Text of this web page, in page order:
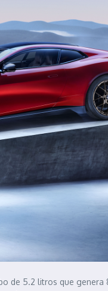
de 5.2 litros que